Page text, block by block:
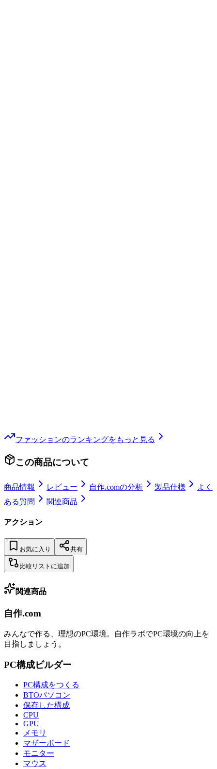
ファッションのランキングをもっと見る
この商品について
商品情報 レビュー 自作.comの分析 製品仕様
よく
ある質問
関連商品
アクション
お気に入り 共有
比較リストに追加
関連商品
自作.com
みんなで作る、理想のPC環境。 自作ラボでPC環境の向上を
目指しましょう。
PC構成ビルダー
PC構成をつくる
BTOパソコン
保存した構成
CPU
GPU
メモリ
マザーボード
モニター
マウス